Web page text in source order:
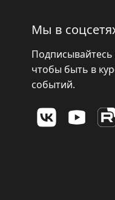
Мы в
чтобы быть в
событий.